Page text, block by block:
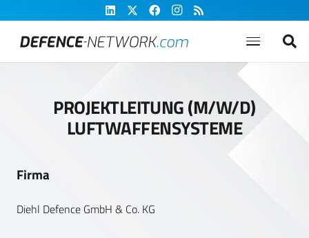
PROJEKTLEITUNG (M/W/D)
LUFTWAFFENSYSTEME
Firma
Diehl Defence GmbH & Co. KG